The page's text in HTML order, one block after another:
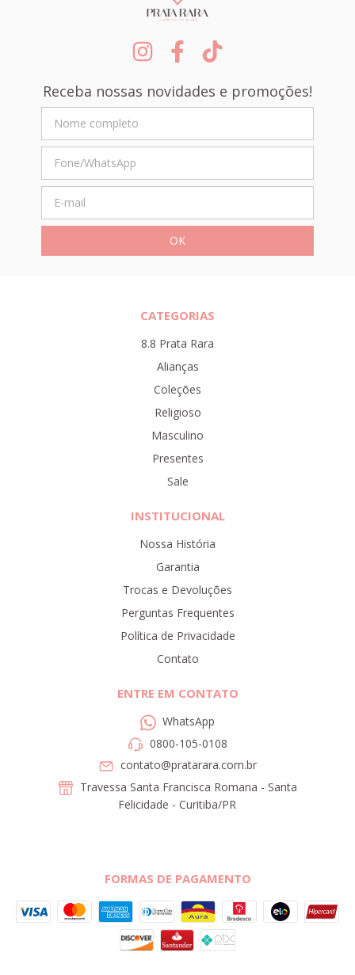
Receba nossas novidades e promoções!
CATEGORIAS
8.8 Prata Rara
Alianças
Coleções
Religioso
Masculino
Presentes
Sale
INSTITUCIONAL
Nossa História
Garantia
Trocas e Devoluções
Perguntas Frequentes
Política de Privacidade
Contato
ENTRE EM CONTATO
WhatsApp
0800-105-0108
contato@pratarara.com.br
Travessa Santa Francisca Romana - Santa
Felicidade - Curitiba/PR
FORMAS DE PAGAMENTO